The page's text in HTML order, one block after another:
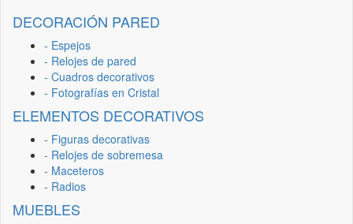
DECORACIÓN PARED
- Espejos
- Relojes de pared
- Cuadros decorativos
- Fotografías en Cristal
ELEMENTOS DECORATIVOS
- Figuras decorativas
- Relojes de sobremesa
- Maceteros
- Radios
MUEBLES